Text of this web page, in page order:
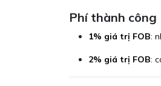
Phí thành công
1% giá trị FOB:
2% giá trị FOB: